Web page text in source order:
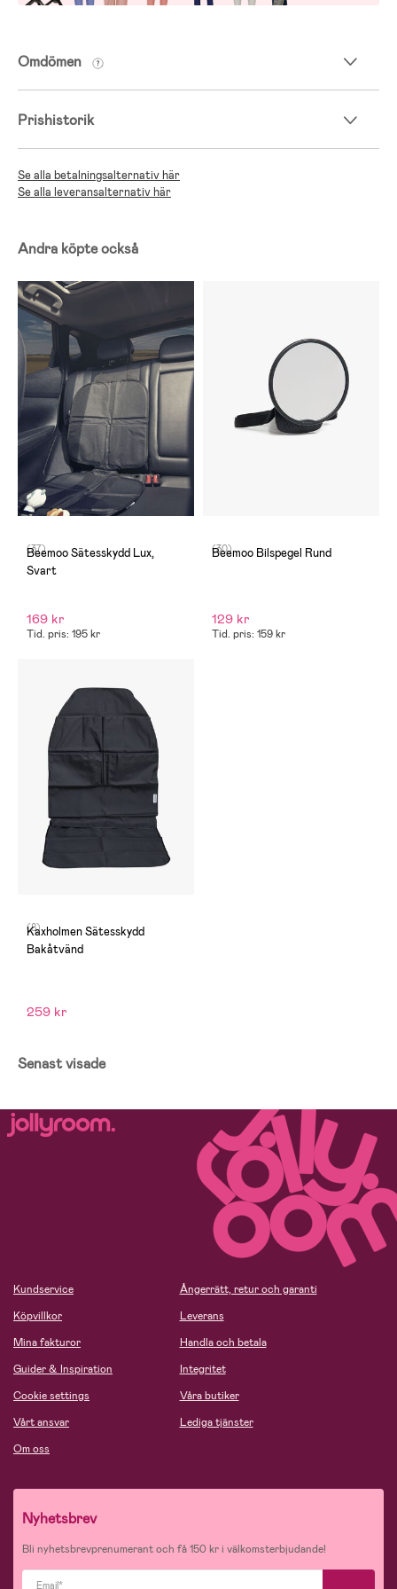
Omdömen
Prishistorik
Se alla betalningsalternativ här
Se alla leveransalternativ här
Andra köpte också
(37)
Beemoo Sätesskydd Lux,
Svart
169 kr
Tid. pris: 195 kr
(30)
Beemoo Bilspegel Rund
129 kr
Tid. pris: 159 kr
(8)
Kaxholmen Sätesskydd
Bakåtvänd
259 kr
Senast visade
Kundservice
Köpvillkor
Mina fakturor
Guider & Inspiration
Cookie settings
Vårt ansvar
Om oss
Ångerrätt, retur och garanti
Leverans
Handla och betala
Integritet
Våra butiker
Lediga tjänster
Nyhetsbrev
Bli nyhetsbrevprenumerant och få 150 kr i välkomsterbjudande!
Email*